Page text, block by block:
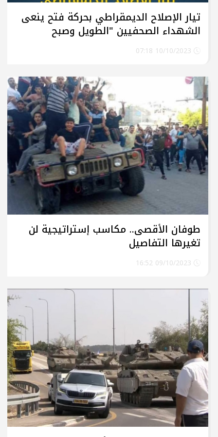
تيار الإصلاح الديمقراطي بحركة فتح ينعى
الشهداء الصحفيين "الطويل وصبح
والنواجحة"
طوفان الأقصى.. مكاسب إستراتيجية لن
تغيرها التفاصيل